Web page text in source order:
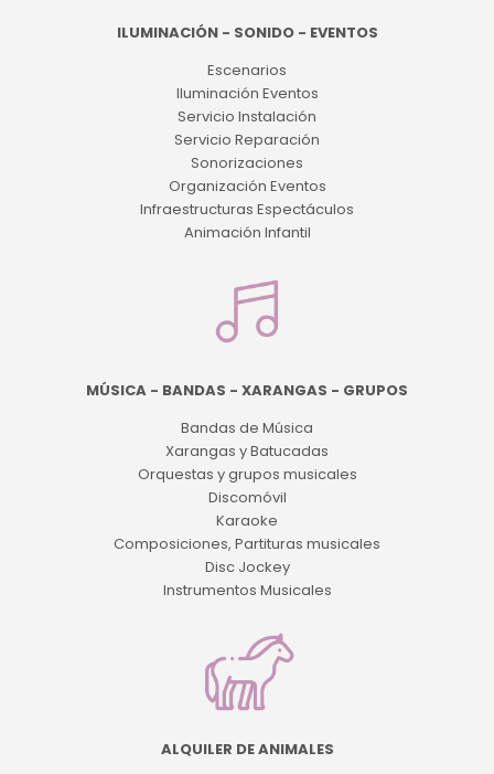
ILUMINACIÓN - SONIDO - EVENTOS
Escenarios
Iluminación Eventos
Servicio Instalación
Servicio Reparación
Sonorizaciones
Organización Eventos
Infraestructuras Espectáculos
Animación Infantil
MÚSICA - BANDAS - XARANGAS - GRUPOS
Bandas de Música
Xarangas y Batucadas
Orquestas y grupos musicales
Discomóvil
Karaoke
Composiciones, Partituras musicales
Disc Jockey
Instrumentos Musicales
ALQUILER DE ANIMALES